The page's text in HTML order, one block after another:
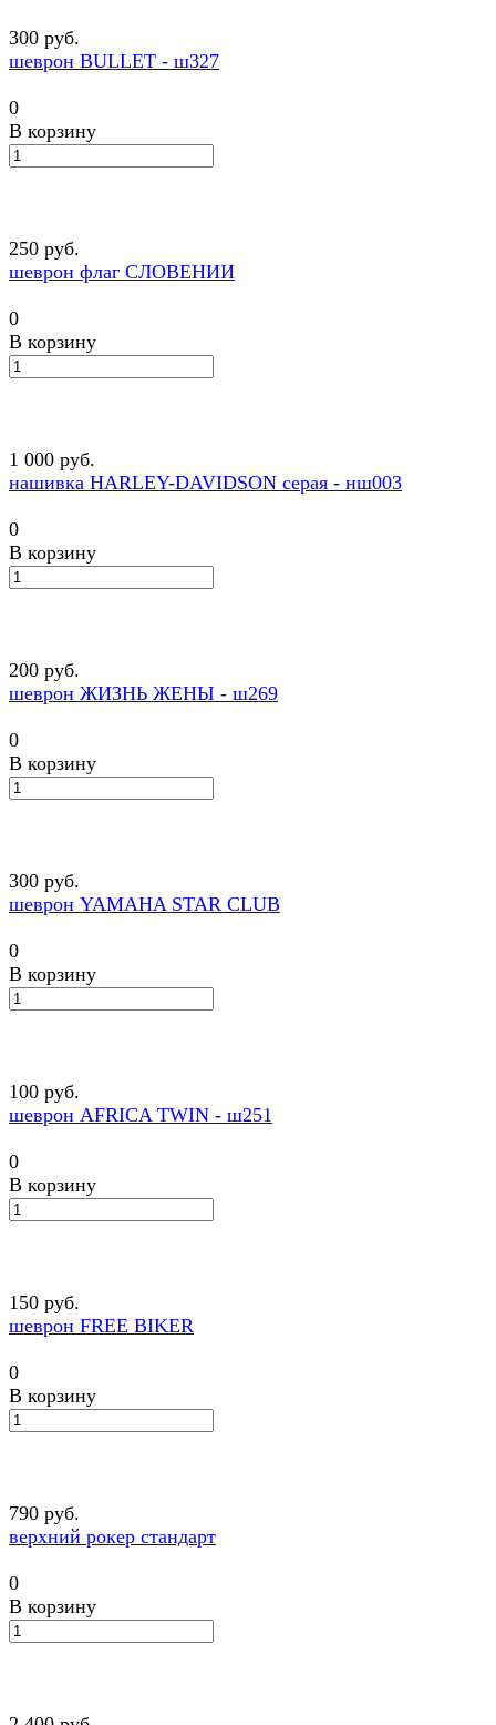
300 руб.
шеврон BULLET - ш327
0
В корзину
250 руб.
шеврон флаг СЛОВЕНИИ
0
В корзину
1 000 руб.
нашивка HARLEY-DAVIDSON серая - нш003
0
В корзину
200 руб.
шеврон ЖИЗНЬ ЖЕНЫ - ш269
0
В корзину
300 руб.
шеврон YAMAHA STAR CLUB
0
В корзину
100 руб.
шеврон AFRICA TWIN - ш251
0
В корзину
150 руб.
шеврон FREE BIKER
0
В корзину
790 руб.
верхний рокер стандарт
0
В корзину